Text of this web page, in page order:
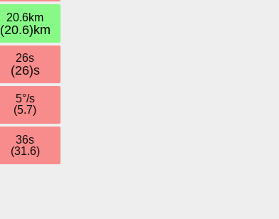
20.6km
(20.6)km
26s
(26)s
5°/s
(5.7)
36s
(31.6)